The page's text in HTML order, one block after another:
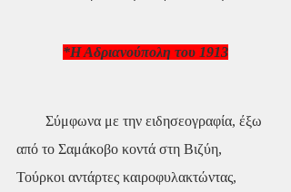
*Η Αδριανούπολη του 1913
από το Σαμάκοβο κοντά στη Βιζύη,
Τούρκοι αντάρτες καιροφυλακτώντας,